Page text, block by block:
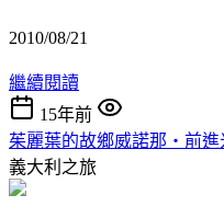
2010/08/21
繼續閱讀
15年前
茱麗葉的故鄉威諾那‧前進
義大利之旅